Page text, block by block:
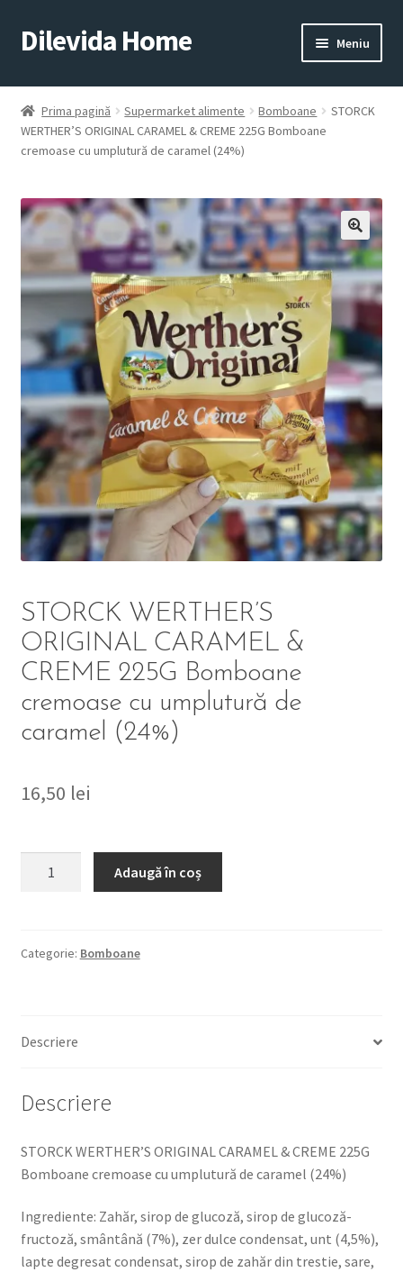
Sari
la
Sari
la
Dilevida Home Meniu
COPII
JUCARII
ROYALTY
LINE
DETERGENT
SOLUȚII CURĂȚENIE
ÎNGRIJIRE
PERSONALĂ
TROLERE
Prima pagină Supermarket alimente Bomboane
STORCK
WERTHER’S ORIGINAL CARAMEL & CREME 225G Bomboane
cremoase cu umplutură de caramel (24%)
STORCK WERTHER’S
ORIGINAL CARAMEL &
CREME 225G Bomboane
cremoase cu umplutură de
caramel (24%)
16,50 lei
CARAMEL
Bomboane
umplutură
caramel
(24%)
Adaugă în coș
Categorie: Bomboane
Descriere
Descriere
STORCK WERTHER’S ORIGINAL CARAMEL & CREME 225G
Bomboane cremoase cu umplutură de caramel (24%)
Ingrediente: Zahăr, sirop de glucoză, sirop de glucoză-
fructoză, smântână (7%), zer dulce condensat, unt (4,5%),
lapte degresat condensat, sirop de zahăr din trestie, sare,